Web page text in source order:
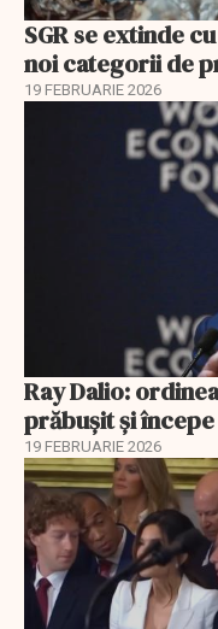
SGR se extinde
noi categorii de
19 FEBRUARIE 2026
Ray Dalio:
prăbușit și
19 FEBRUARIE 2026